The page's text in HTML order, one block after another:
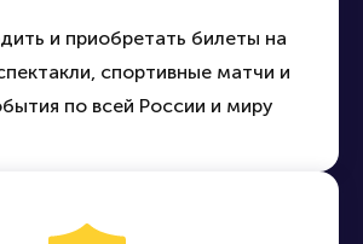
и приобретать билеты на
спортивные матчи и
по всей России и миру